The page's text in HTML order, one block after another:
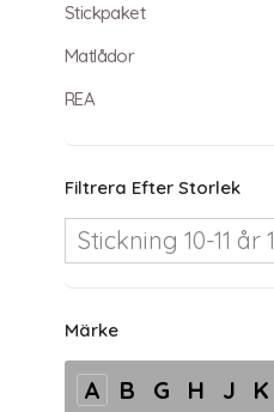
Stickpaket
Matlådor
REA
Filtrera Efter Storlek
Stickning 10-11 år 1
Märke
A B G H J K